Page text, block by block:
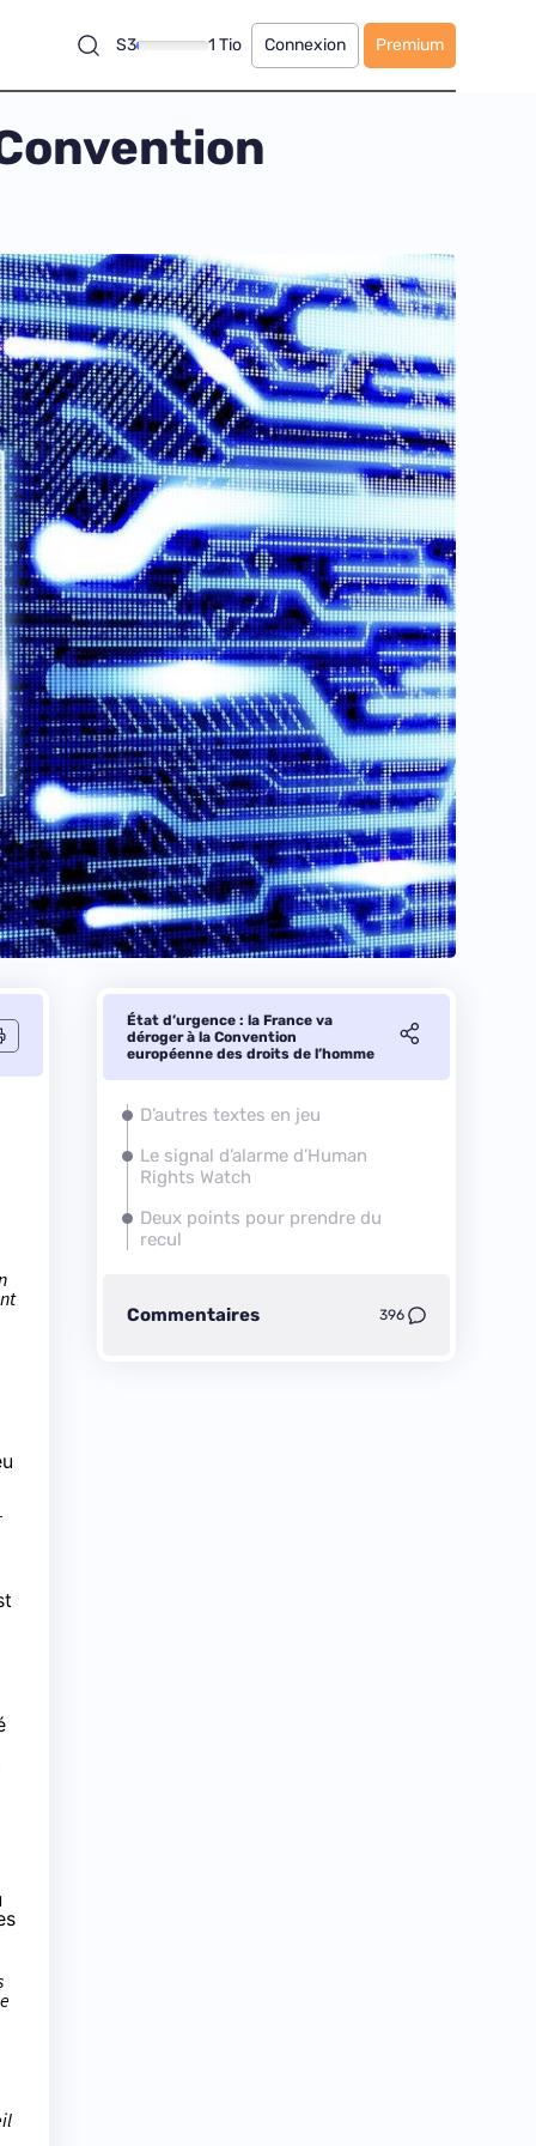
S3 1 Tio Connexion Premium
État d’urgence : la France va
déroger à la Convention
européenne des droits de l’homme
D’autres textes en jeu
Le signal d’alarme d’Human
Rights Watch
Deux points pour prendre du
recul
Commentaires 396